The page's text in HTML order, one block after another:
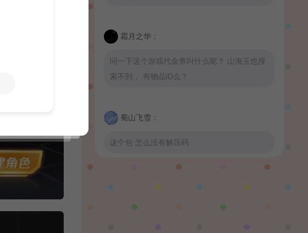
霜月之华：
问一下这个游戏代金券叫什么呢？ 山海玉也搜
索不到， 有物品ID么？
蜀山飞雪：
这个包 怎么没有解压码
山海玉